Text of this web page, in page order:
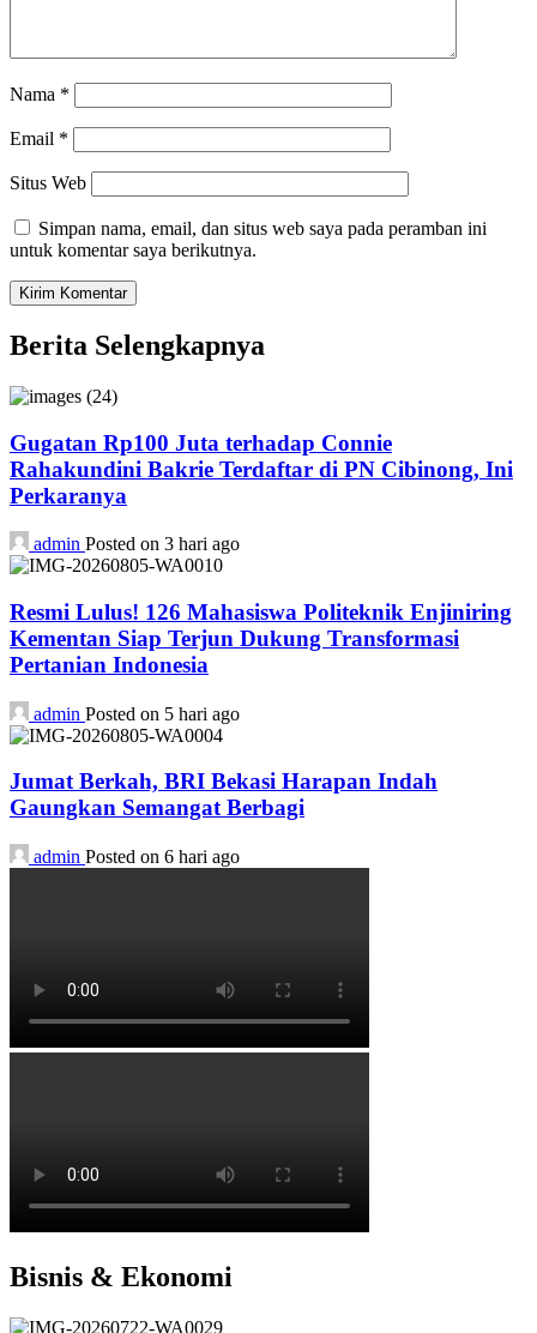
Nama *
Email *
Situs Web
Simpan nama, email, dan situs web saya pada peramban ini
untuk komentar saya berikutnya.
Berita Selengkapnya
Gugatan Rp100 Juta terhadap Connie
Rahakundini Bakrie Terdaftar di PN Cibinong, Ini
Perkaranya
admin Posted on 3 hari ago
Resmi Lulus! 126 Mahasiswa Politeknik Enjiniring
Kementan Siap Terjun Dukung Transformasi
Pertanian Indonesia
admin Posted on 5 hari ago
Jumat Berkah, BRI Bekasi Harapan Indah
Gaungkan Semangat Berbagi
admin Posted on 6 hari ago
Bisnis & Ekonomi